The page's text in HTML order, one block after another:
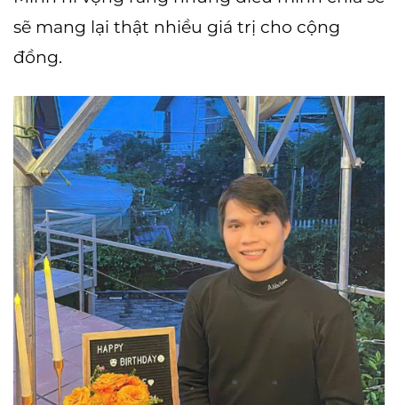
sẽ mang lại thật nhiều giá trị cho cộng
đồng.